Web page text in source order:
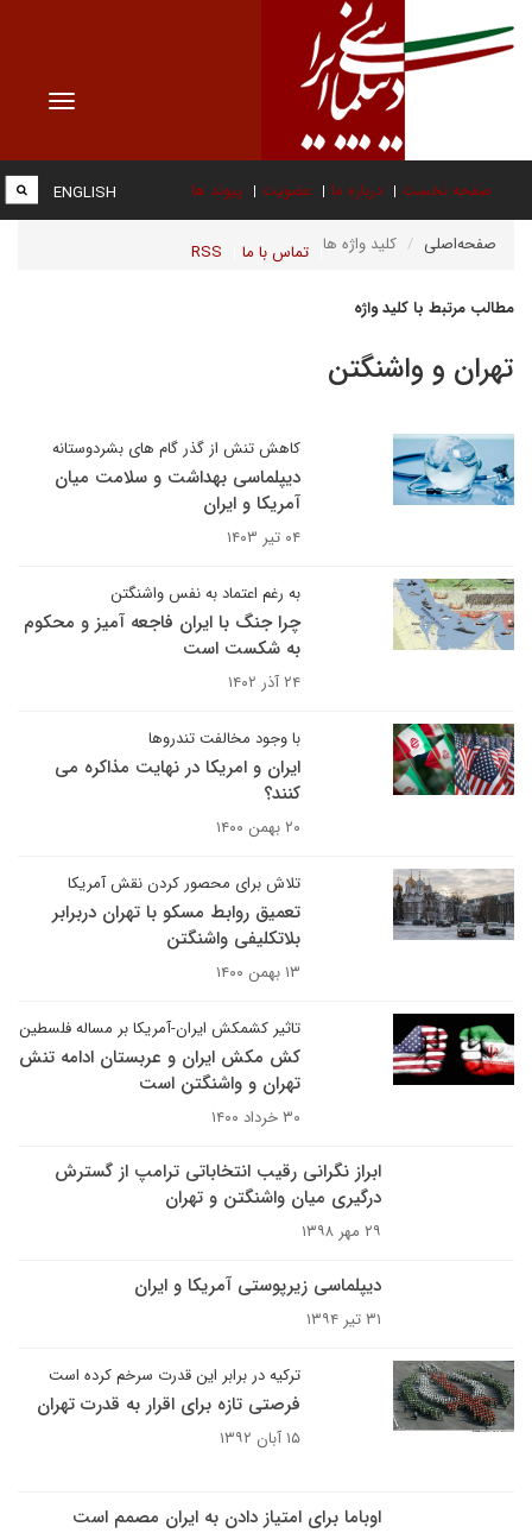
Toggle
صفحه نخست درباره ما عضویت پیوند ها
تماس با ما RSS
ENGLISH
صفحه‌اصلی کلید واژه ها
مطالب مرتبط با کلید واژه
تهران و واشنگتن
کاهش تنش از گذر گام های بشردوستانه
دیپلماسی بهداشت و سلامت میان
آمریکا و ایران
۰۴ تیر ۱۴۰۳
به رغم اعتماد به نفس واشنگتن
چرا جنگ با ایران فاجعه آمیز و محکوم
به شکست است
۲۴ آذر ۱۴۰۲
با وجود مخالفت تندروها
ایران و امریکا در نهایت مذاکره می
کنند؟
۲۰ بهمن ۱۴۰۰
تلاش برای محصور کردن نقش آمریکا
تعمیق روابط مسکو با تهران دربرابر
بلاتکلیفی واشنگتن
۱۳ بهمن ۱۴۰۰
تاثیر کشمکش ایران-آمریکا بر مساله فلسطین
کش مکش ایران و عربستان ادامه تنش
تهران و واشنگتن است
۳۰ خرداد ۱۴۰۰
ابراز نگرانی رقیب انتخاباتی ترامپ از گسترش
درگیری میان واشنگتن و تهران
۲۹ مهر ۱۳۹۸
دیپلماسی زیرپوستی آمریکا و ایران
۳۱ تیر ۱۳۹۴
ترکیه در برابر این قدرت سرخم کرده است
فرصتی تازه برای اقرار به قدرت تهران
۱۵ آبان ۱۳۹۲
اوباما برای امتیاز دادن به ایران مصمم است